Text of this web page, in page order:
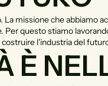
missione che abbiamo
questo stiamo
l'industria del
È